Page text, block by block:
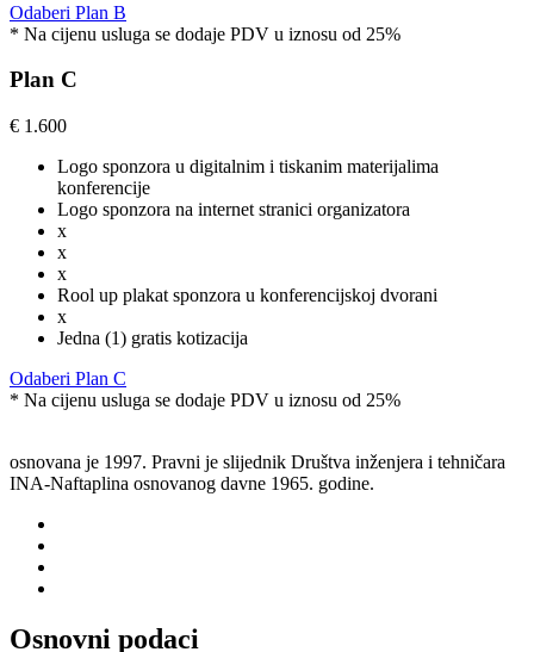
Odaberi Plan B
* Na cijenu usluga se dodaje PDV u iznosu od 25%
Plan C
€ 1.600
Logo sponzora u digitalnim i tiskanim materijalima
konferencije
Logo sponzora na internet stranici organizatora
x
x
x
Rool up plakat sponzora u konferencijskoj dvorani
x
Jedna (1) gratis kotizacija
Odaberi Plan C
* Na cijenu usluga se dodaje PDV u iznosu od 25%
osnovana je 1997. Pravni je slijednik Društva inženjera i tehničara
INA-Naftaplina osnovanog davne 1965. godine.
Osnovni podaci